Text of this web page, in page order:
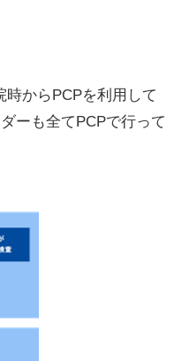
からPCPを利用して
ーも全てPCPで行って